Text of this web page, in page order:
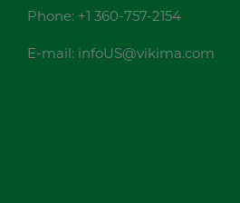
Phone: +1 360-757-2154
E-mail: infoUS@vikima.com